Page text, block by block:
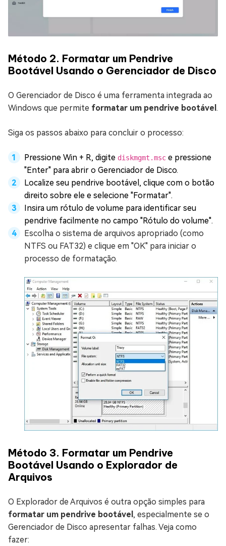
Método 2. Formatar um Pendrive
Bootável Usando o Gerenciador de Disco
O Gerenciador de Disco é uma ferramenta integrada ao
Windows que permite formatar um pendrive bootável .
Siga os passos abaixo para concluir o processo:
Pressione Win + R, digite diskmgmt.msc e pressione
"Enter" para abrir o Gerenciador de Disco.
Localize seu pendrive bootável, clique com o botão
direito sobre ele e selecione "Formatar".
Insira um rótulo de volume para identificar seu
pendrive facilmente no campo "Rótulo do volume".
Escolha o sistema de arquivos apropriado (como
NTFS ou FAT32) e clique em "OK" para iniciar o
processo de formatação.
Método 3. Formatar um Pendrive
Bootável Usando o Explorador de
Arquivos
O Explorador de Arquivos é outra opção simples para
formatar um pendrive bootável , especialmente se o
Gerenciador de Disco apresentar falhas. Veja como
fazer: